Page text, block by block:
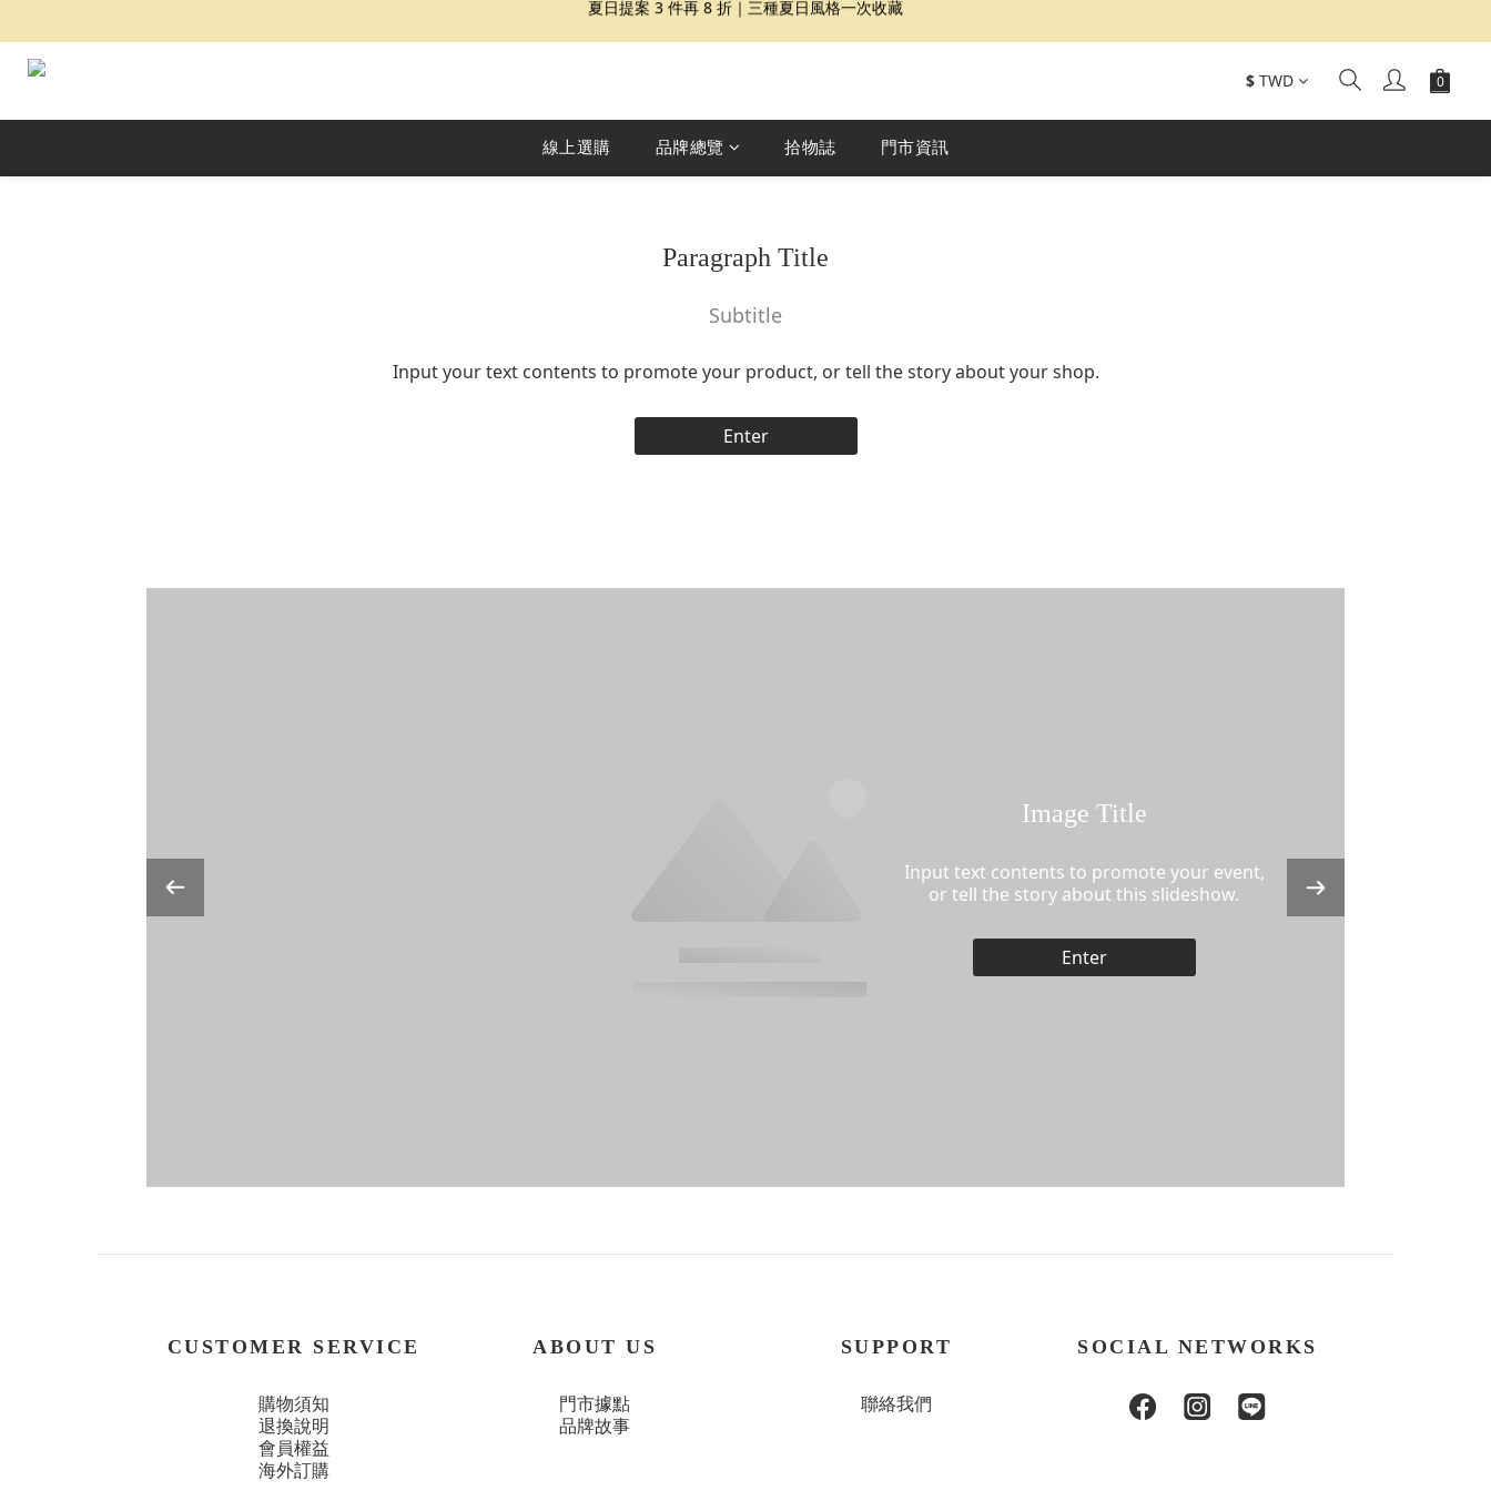
夏日提案 3 件再 8 折｜三種夏日風格一次收藏
夏日提案 3 件再 8 折｜三種夏日風格一次收藏
$ TWD
線上選購 品牌總覽 拾物誌 門市資訊
Paragraph Title
Subtitle
Input your text contents to promote your product, or tell the story about your shop.
Enter
Image Title
Input text contents to promote your event,
or tell the story about this slideshow.
Enter
CUSTOMER SERVICE
購物須知
退換說明
會員權益
海外訂購
ABOUT US
門市據點
品牌故事
SUPPORT
聯絡我們
SOCIAL NETWORKS